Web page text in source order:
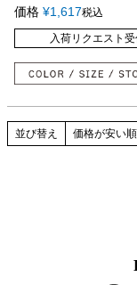
価格 ¥1,617税込
入荷リクエスト受
並び替え 価格が安い順